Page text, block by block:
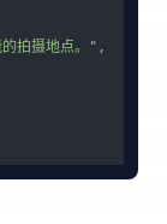
拍摄地点。" ,